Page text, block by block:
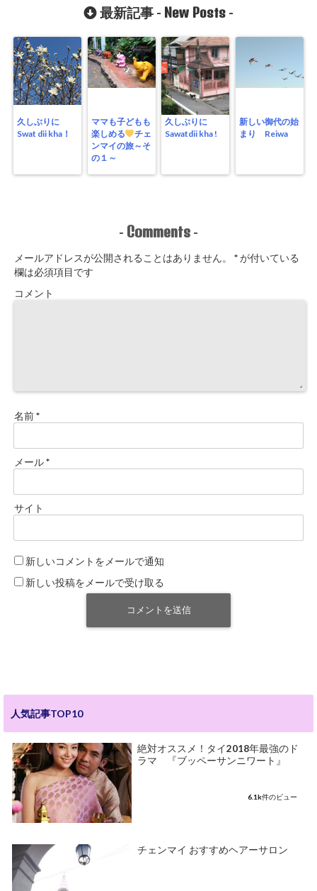
最新記事 - New Posts -
久しぶりに
Swat dii kha！
ママも子どもも
楽しめる
チェ
ンマイの旅～そ
の１～
久しぶりに
Sawatdii kha !
新しい御代の始
まり Reiwa
- Comments -
メールアドレスが公開されることはありません。 *が付いている
欄は必須項目です
コメント
名前*
メール*
サイト
新しいコメントをメールで通知
新しい投稿をメールで受け取る
人気記事TOP10
絶対オススメ！タイ2018年最強のド
ラマ 『ブッペーサンニワート』
6.1k件のビュー
チェンマイ おすすめヘアーサロン